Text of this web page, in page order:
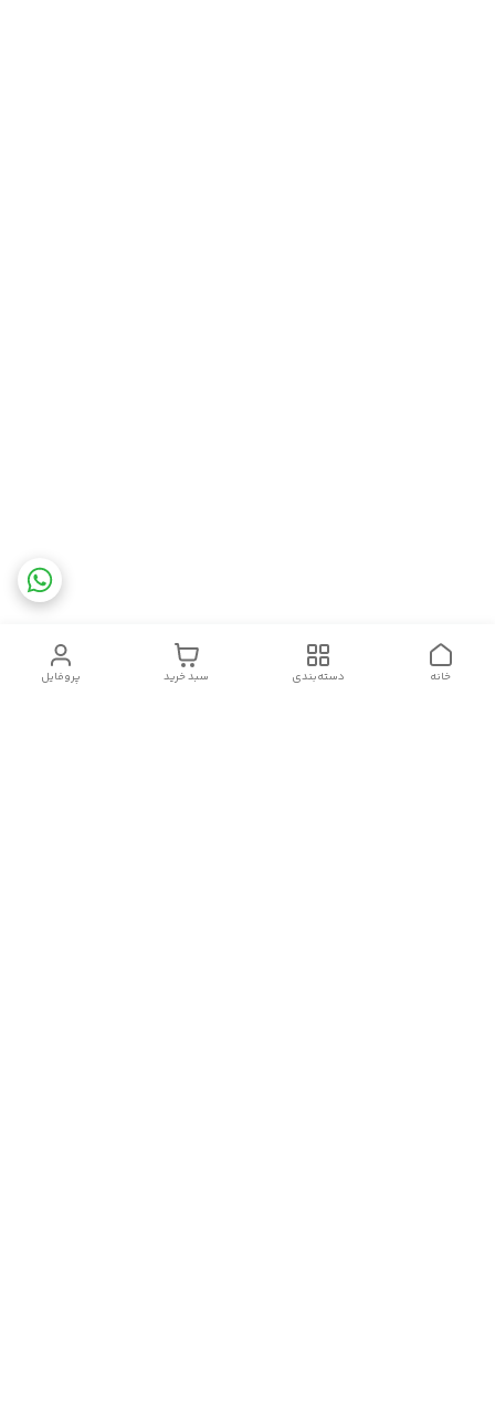
پروفایل سبد خرید دسته‌بندی خانه